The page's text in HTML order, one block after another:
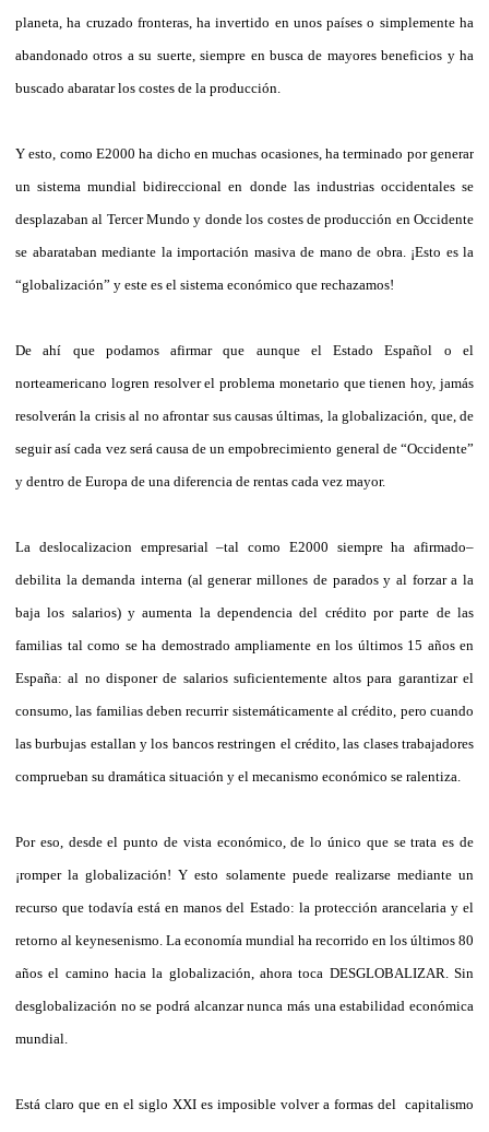
planeta, ha cruzado fronteras, ha invertido en unos países o simplemente ha
abandonado otros a su suerte, siempre en busca de mayores beneficios y ha
buscado abaratar los costes de la producción.
Y esto, como E2000 ha dicho en muchas ocasiones, ha terminado por generar
un sistema mundial bidireccional en donde las industrias occidentales se
desplazaban al Tercer Mundo y donde los costes de producción en Occidente
se abarataban mediante la importación masiva de mano de obra. ¡Esto es la
“globalización” y este es el sistema económico que rechazamos!
De ahí que podamos afirmar que aunque el Estado Español o el
norteamericano logren resolver el problema monetario que tienen hoy, jamás
resolverán la crisis al no afrontar sus causas últimas, la globalización, que, de
seguir así cada vez será causa de un empobrecimiento general de “Occidente”
y dentro de Europa de una diferencia de rentas cada vez mayor.
La deslocalizacion empresarial –tal como E2000 siempre ha afirmado–
debilita la demanda interna (al generar millones de parados y al forzar a la
baja los salarios) y aumenta la dependencia del crédito por parte de las
familias tal como se ha demostrado ampliamente en los últimos 15 años en
España: al no disponer de salarios suficientemente altos para garantizar el
consumo, las familias deben recurrir sistemáticamente al crédito, pero cuando
las burbujas estallan y los bancos restringen el crédito, las clases trabajadores
comprueban su dramática situación y el mecanismo económico se ralentiza.
Por eso, desde el punto de vista económico, de lo único que se trata es de
¡romper la globalización! Y esto solamente puede realizarse mediante un
recurso que todavía está en manos del Estado: la protección arancelaria y el
retorno al keynesenismo. La economía mundial ha recorrido en los últimos 80
años el camino hacia la globalización, ahora toca DESGLOBALIZAR. Sin
desglobalización no se podrá alcanzar nunca más una estabilidad económica
mundial.
Está claro que en el siglo XXI es imposible volver a formas del capitalismo